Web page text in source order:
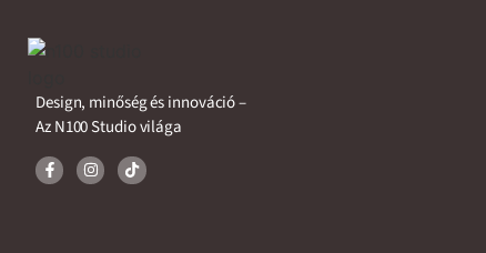
Design, minőség és innováció –
Az N100 Studio világa